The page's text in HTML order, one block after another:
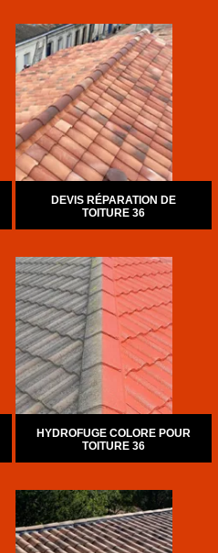
DEVIS RÉPARATION DE
TOITURE 36
HYDROFUGE COLORE POUR
TOITURE 36